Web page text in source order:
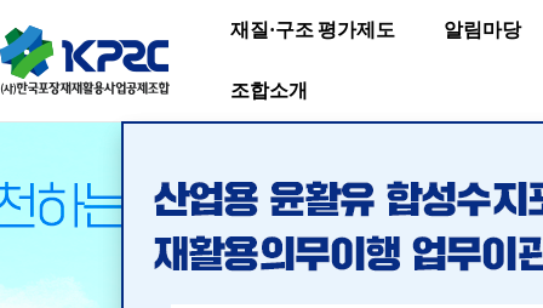
재질·구조 평가제도 알림마당
조합소개